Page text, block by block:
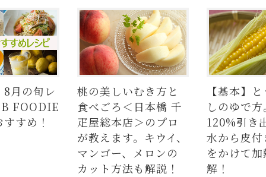
月の旬レ
FOODIE
すめ！
桃の美しいむき方と
食べごろ＜日本橋 千
疋屋総本店＞のプロ
が教えます。キウイ、
マンゴー、メロンの
カット方法も解説！
【基本】
しのゆで
120%引き
水から皮
をかけて
解！